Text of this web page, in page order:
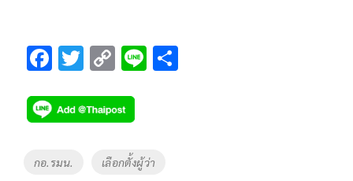
F
e
b
o
T
tt
er
C
p
y
Li
Li
Tags
กอ.รมน. เลือกตั้งผู้ว่า